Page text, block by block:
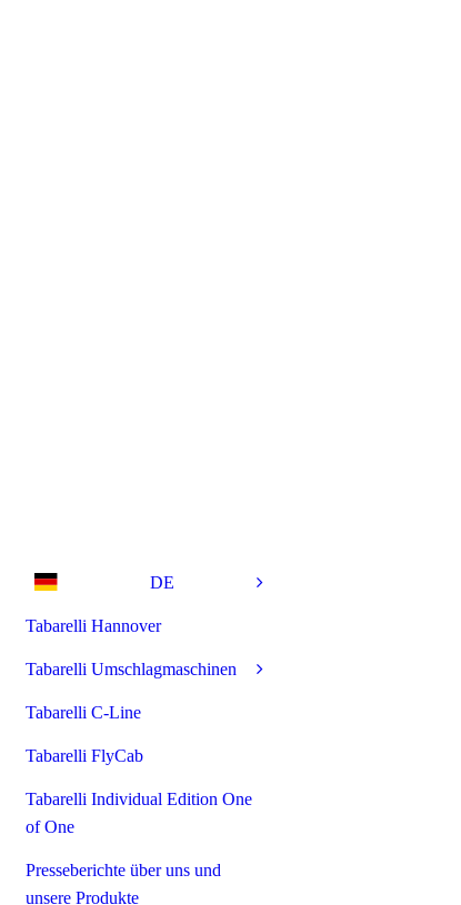
DE
Tabarelli Hannover
Tabarelli Umschlagmaschinen
Tabarelli C-Line
Tabarelli FlyCab
Tabarelli Individual Edition One
of One
Presseberichte über uns und
unsere Produkte